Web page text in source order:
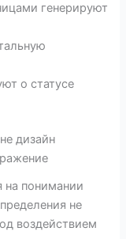
генерируют
о статусе
дизайн
на понимании
не
воздействием